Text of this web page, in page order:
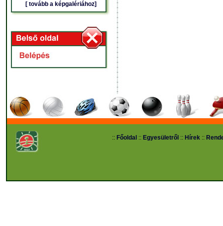
[ tovább a képgalériához]
:: Főoldal :: Egyesületről :: Hírek ::